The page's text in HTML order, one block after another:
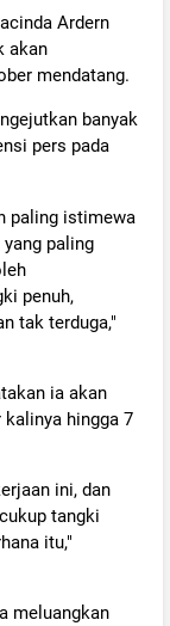
Ardern
akan
mendatang.
banyak
pers pada
paling istimewa
paling
penuh,
tak terduga,"
ia akan
hingga 7
ini, dan
tangki
itu,"
meluangkan